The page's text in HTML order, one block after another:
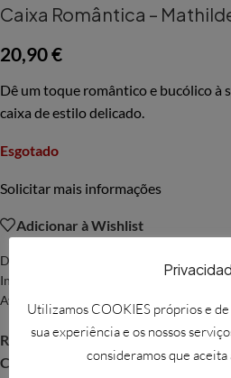
Caixa Romântica –
20,90€
Dê um toque romântico e bucólico à
caixa de estilo delicado.
Esgotado
Solicitar mais informações
Adicionar à Wishlist
Descrição
Informação adicional
Avaliações (0)
REF:MAT428
Categorias:
Decoração, Mathilde M
Utilizamos COOKIES próprios e
sua experiência e os nossos
consideramos que aceita